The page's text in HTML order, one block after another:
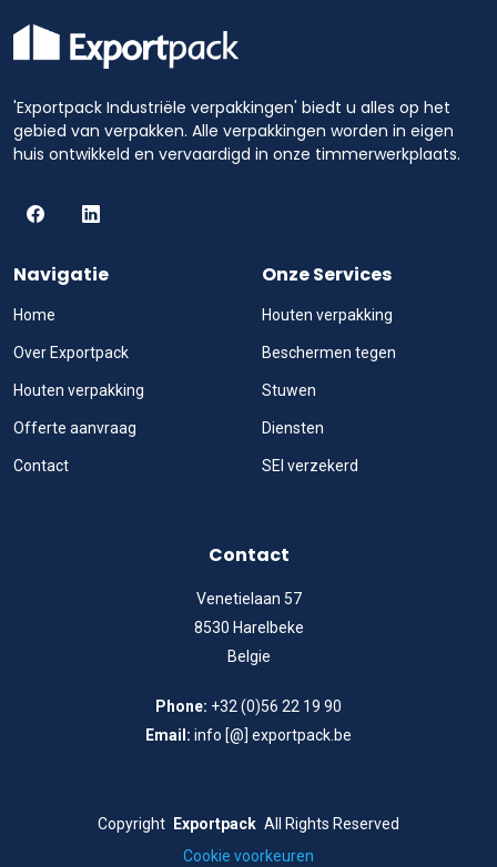
'Exportpack Industriële verpakkingen' biedt u alles op het
gebied van verpakken. Alle verpakkingen worden in eigen
huis ontwikkeld en vervaardigd in onze timmerwerkplaats.
Navigatie
Home
Over Exportpack
Houten verpakking
Offerte aanvraag
Contact
Onze Services
Houten verpakking
Beschermen tegen
Stuwen
Diensten
SEI verzekerd
Contact
Venetielaan 57
8530 Harelbeke
Belgie
Phone: +32 (0)56 22 19 90
Email: info [@] exportpack.be
Copyright Exportpack All Rights Reserved
Cookie voorkeuren